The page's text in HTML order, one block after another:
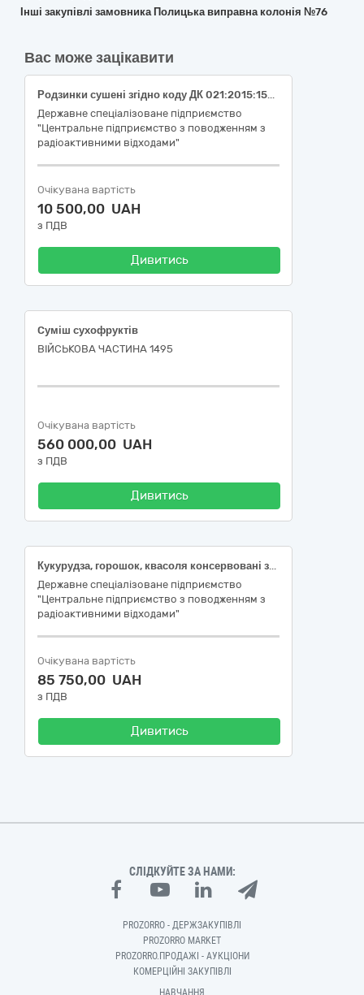
Інші закупівлі замовника Полицька виправна колонія №76
Вас може зацікавити
Родзинки сушені згідно коду ДК 021:2015:15330000-0 Оброблені фрукти та овочі
Державне спеціалізоване підприємство
"Центральне підприємство з поводженням з
радіоактивними відходами"
Очікувана вартість
10 500,00 UAH
з ПДВ
Дивитись
Cуміш сухофруктів
ВІЙСЬКОВА ЧАСТИНА 1495
Очікувана вартість
560 000,00 UAH
з ПДВ
Дивитись
Кукурудза, горошок, квасоля консервовані згідно коду ДК 021:2015:15330000-0 Оброблені фрукти та овочі
Державне спеціалізоване підприємство
"Центральне підприємство з поводженням з
радіоактивними відходами"
Очікувана вартість
85 750,00 UAH
з ПДВ
Дивитись
СЛІДКУЙТЕ ЗА НАМИ:
PROZORRO - ДЕРЖЗАКУПІВЛІ
PROZORRO MARKET
PROZORRO.ПРОДАЖІ - АУКЦІОНИ
КОМЕРЦІЙНІ ЗАКУПІВЛІ
НАВЧАННЯ